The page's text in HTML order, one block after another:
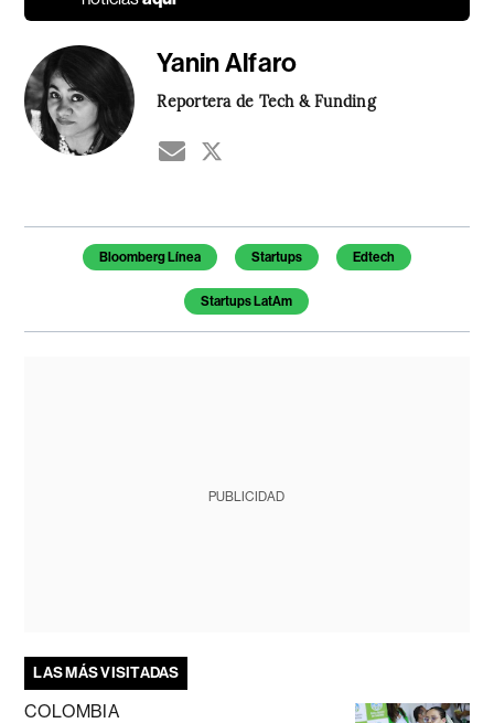
Yanin Alfaro
Reportera de Tech & Funding
Temas de este artículo
Bloomberg Línea Startups Edtech
Startups LatAm
PUBLICIDAD
LAS MÁS VISITADAS
COLOMBIA